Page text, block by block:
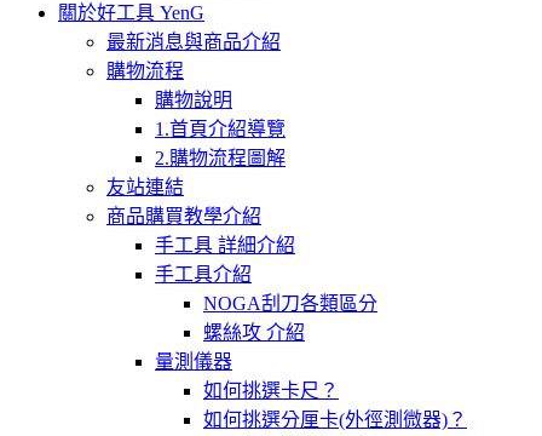
關於好工具 YenG
最新消息與商品介紹
購物流程
購物說明
1.首頁介紹導覽
2.購物流程圖解
友站連結
商品購買教學介紹
手工具 詳細介紹
手工具介紹
NOGA刮刀各類區分
螺絲攻 介紹
量測儀器
如何挑選卡尺？
如何挑選分厘卡(外徑測微器)？